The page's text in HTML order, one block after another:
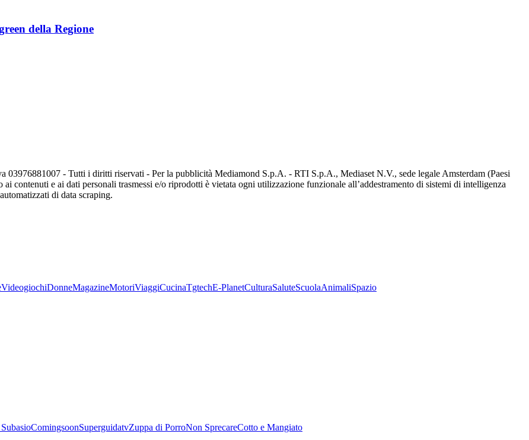
della Regione
03976881007 - Tutti i diritti riservati - Per la pubblicità Mediamond S.p.A. - RTI S.p.A., Mediaset N.V., sede legale Amsterdam (Paesi
ai contenuti e ai dati personali trasmessi e/o riprodotti è vietata ogni utilizzazione funzionale all’addestramento di sistemi di intelligenza
di data scraping.
VideogiochiDonneMagazineMotoriViaggiCucinaTgtechE-PlanetCulturaSaluteScuolaAnimaliSpazio
ComingsoonSuperguidatvZuppa di PorroNon SprecareCotto e Mangiato